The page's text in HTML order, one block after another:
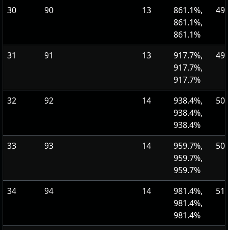
30 90 13
861.1%,
861.1%,
861.1%
49
31 91 13
917.7%,
917.7%,
917.7%
49
32 92 14
938.4%,
938.4%,
938.4%
50
33 93 14
959.7%,
959.7%,
959.7%
50
34 94 14
981.4%,
981.4%,
981.4%
51